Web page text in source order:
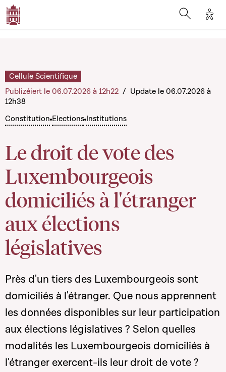
Constitution Elections Institutions
Le droit de vote des
Luxembourgeois
domiciliés à l'étranger
aux élections
législatives
Cellule Scientifique
Publizéiert le 06.07.2026 à 12h22 / Update le 06.07.2026 à
12h38
Près d'un tiers des Luxembourgeois sont
domiciliés à l'étranger. Que nous apprennent
les données disponibles sur leur participation
aux élections législatives ? Selon quelles
modalités les Luxembourgeois domiciliés à
l'étranger exercent-ils leur droit de vote ?